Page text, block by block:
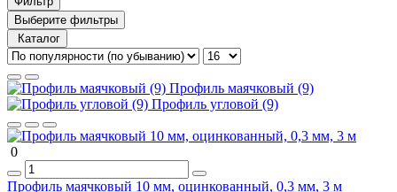
Выберите фильтры
Каталог
Профиль маячковый (9)
Профиль угловой (9)
0
Профиль маячковый 10 мм, оцинкованный, 0,3 мм, 3 м